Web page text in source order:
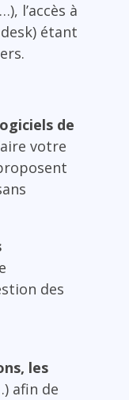
l’accès à
étant
de
votre
des
les
afin de